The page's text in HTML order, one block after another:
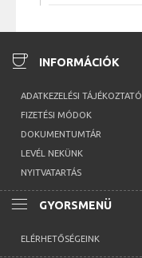
coffee INFORMÁCIÓK
ADATKEZELÉSI TÁJÉKOZTATÓ
FIZETÉSI MÓDOK
DOKUMENTUMTÁR
LEVÉL NEKÜNK
NYITVATARTÁS
menu GYORSMENÜ
ELÉRHETŐSÉGEINK